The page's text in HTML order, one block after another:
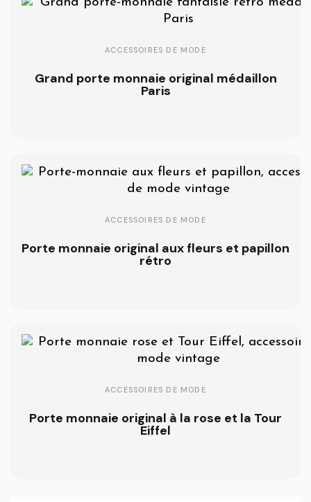
ACCESSOIRES DE MODE
Grand porte monnaie original médaillon
Paris
ACCESSOIRES DE MODE
Porte monnaie original aux fleurs et papillon
rétro
ACCESSOIRES DE MODE
Porte monnaie original à la rose et la Tour
Eiffel